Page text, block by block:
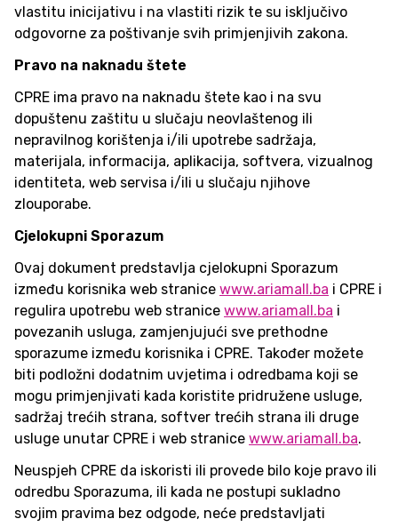
vlastitu inicijativu i na vlastiti rizik te su isključivo
odgovorne za poštivanje svih primjenjivih zakona.
Pravo na naknadu štete
CPRE ima pravo na naknadu štete kao i na svu
dopuštenu zaštitu u slučaju neovlaštenog ili
nepravilnog korištenja i/ili upotrebe sadržaja,
materijala, informacija, aplikacija, softvera, vizualnog
identiteta, web servisa i/ili u slučaju njihove
zlouporabe.
Cjelokupni Sporazum
Ovaj dokument predstavlja cjelokupni Sporazum
između korisnika web stranice www.ariamall.ba i CPRE i
regulira upotrebu web stranice www.ariamall.ba i
povezanih usluga, zamjenjujući sve prethodne
sporazume između korisnika i CPRE. Također možete
biti podložni dodatnim uvjetima i odredbama koji se
mogu primjenjivati kada koristite pridružene usluge,
sadržaj trećih strana, softver trećih strana ili druge
usluge unutar CPRE i web stranice www.ariamall.ba.
Neuspjeh CPRE da iskoristi ili provede bilo koje pravo ili
odredbu Sporazuma, ili kada ne postupi sukladno
svojim pravima bez odgode, neće predstavljati